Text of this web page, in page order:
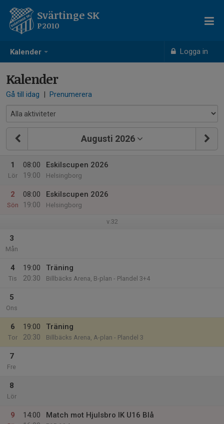
Kalender Logga in
Svärtinge SK
P2010
Kalender
Gå till idag | Prenumerera
Augusti 2026
1
Lör
08:00
19:00
Eskilscupen 2026
Helsingborg
2
Sön
08:00
19:00
Eskilscupen 2026
Helsingborg
v.32
3
Mån
4
Tis
19:00
20:30
Träning
Billbäcks Arena, B-plan - Plandel 3+4
5
Ons
6
Tor
19:00
20:30
Träning
Billbäcks Arena, A-plan - Plandel 3
7
Fre
8
Lör
9
14:00
Match mot Hjulsbro IK U16 Blå